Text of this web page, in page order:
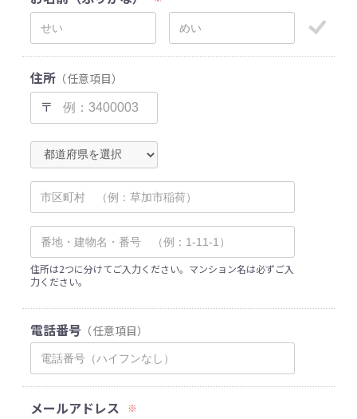
住所 （任意項目）
〒
住所は2つに分けてご入力ください。マンション名は必ずご入
力ください。
電話番号 （任意項目）
メールアドレス ※